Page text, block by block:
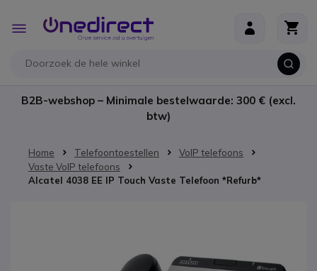
Toggle
Nav
B2B-webshop – Minimale bestelwaarde: 300 € (excl.
btw)
Home Telefoontoestellen
VoIP telefoons
Vaste VoIP telefoons
Alcatel 4038 EE IP Touch Vaste Telefoon *Refurb*